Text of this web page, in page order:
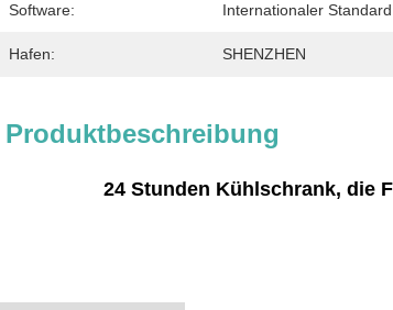
Software: Internationaler
Hafen: SHENZHEN
Produktbeschreibung
24 Stunden Kühlschrank, die